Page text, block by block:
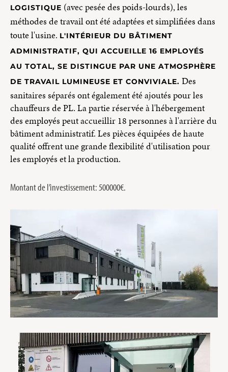
LOGISTIQUE (avec pesée des poids-lourds), les
méthodes de travail ont été adaptées et simplifiées dans
toute l'usine. L'INTÉRIEUR DU BÂTIMENT
ADMINISTRATIF, QUI ACCUEILLE 16 EMPLOYÉS
AU TOTAL, SE DISTINGUE PAR UNE ATMOSPHÈRE
DE TRAVAIL LUMINEUSE ET CONVIVIALE. Des
sanitaires séparés ont également été ajoutés pour les
chauffeurs de PL. La partie réservée à l'hébergement
des employés peut accueillir 18 personnes à l'arrière du
bâtiment administratif. Les pièces équipées de haute
qualité offrent une grande flexibilité d'utilisation pour
les employés et la production.
Montant de l’investissement: 500000€.